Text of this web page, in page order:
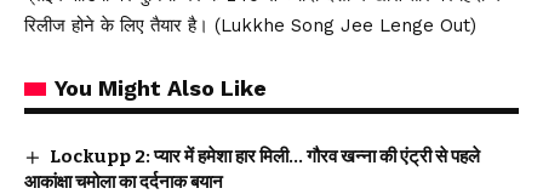
रिलीज होने के लिए तैयार है। (Lukkhe Song Jee Lenge Out)
You Might Also Like
Lockupp 2: प्यार में हमेशा हार मिली… गौरव खन्ना की एंट्री से पहले
आकांक्षा चमोला का दर्दनाक बयान